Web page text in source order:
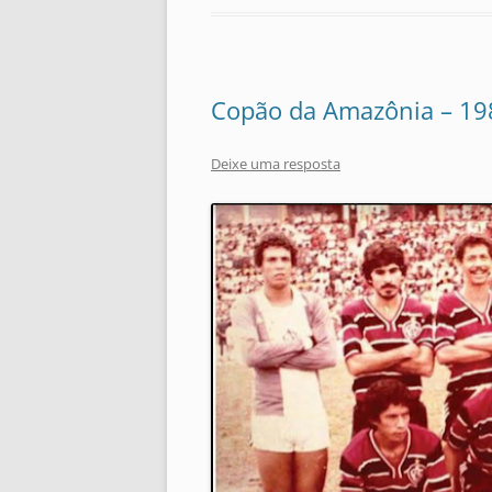
Copão da Amazônia –
Deixe uma resposta